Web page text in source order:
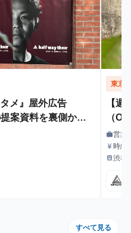
メ』屋外広告
案資料を裏側から
東京
【
（
職種
work営業
給与
currency_yen時給
最寄駅
train渋谷
すべて見る